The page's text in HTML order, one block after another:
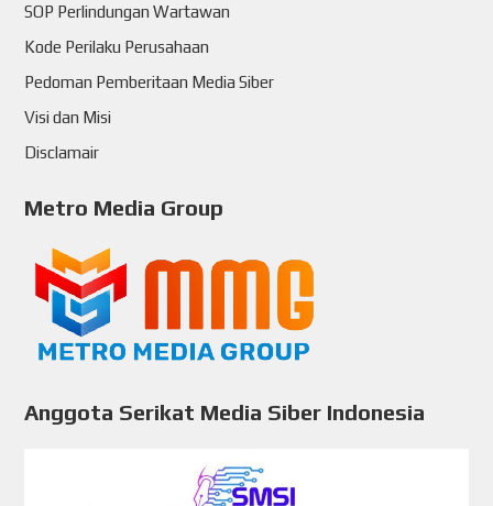
SOP Perlindungan Wartawan
Kode Perilaku Perusahaan
Pedoman Pemberitaan Media Siber
Visi dan Misi
Disclamair
Metro Media Group
Anggota Serikat Media Siber Indonesia